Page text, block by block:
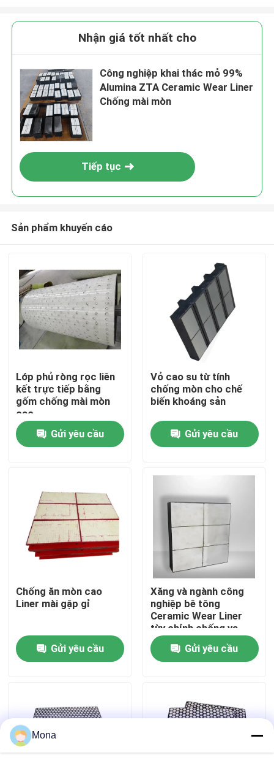
Nhà
Sản phẩm
Về chúng tôi
Tham quan nhà máy
Kiểm soát chất lượng
Liên hệ chúng tôi
Lớp lót gốm
Lớp lót gốm Alumina
Nhận giá tốt nhất cho
Công nghiệp khai thác mỏ 99%
Alumina ZTA Ceramic Wear Liner
Chống mài mòn
Tiếp tục
Sản phẩm khuyến cáo
Lớp phủ ròng rọc liên
kết trực tiếp bằng
gốm chống mài mòn
cao
Gửi yêu cầu
Vỏ cao su từ tính
chống mòn cho chế
biến khoáng sản
Gửi yêu cầu
Chống ăn mòn cao
Liner mài gập gỉ
Gửi yêu cầu
Xăng và ngành công
nghiệp bê tông
Ceramic Wear Liner
tùy chỉnh chống va
chạm cao
Gửi yêu cầu
Mona